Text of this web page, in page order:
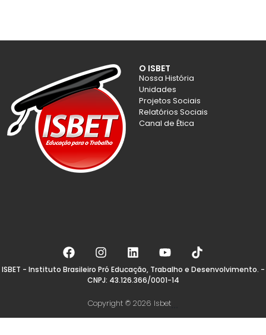
O ISBET
Nossa História
Unidades
Projetos Sociais
Relatórios Sociais
Canal de Ética
ISBET - Instituto Brasileiro Pró Educação, Trabalho e Desenvolvimento. -
CNPJ: 43.126.366/0001-14
Copyright © 2026 Isbet